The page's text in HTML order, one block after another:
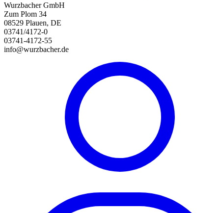
Wurzbacher GmbH
Zum Plom 34
08529 Plauen, DE
03741/4172-0
03741-4172-55
info@wurzbacher.de